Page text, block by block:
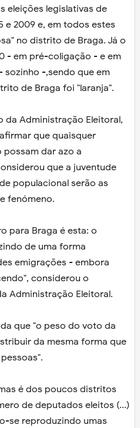
eleições legislativas de
e 2009 e, em todos estes
no distrito de Braga. Já o
- em pré-coligação - e em
- sozinho -,sendo que em
de Braga foi "laranja".
Administração Eleitoral,
que quaisquer
dar azo a
que a juventude
populacional serão as
fenómeno.
para Braga é esta: o
de uma forma
emigrações - embora
considerou o
Administração Eleitoral.
que "o peso do voto da
da mesma forma que
é dos poucos distritos
de deputados eleitos (...)
se reproduzindo umas